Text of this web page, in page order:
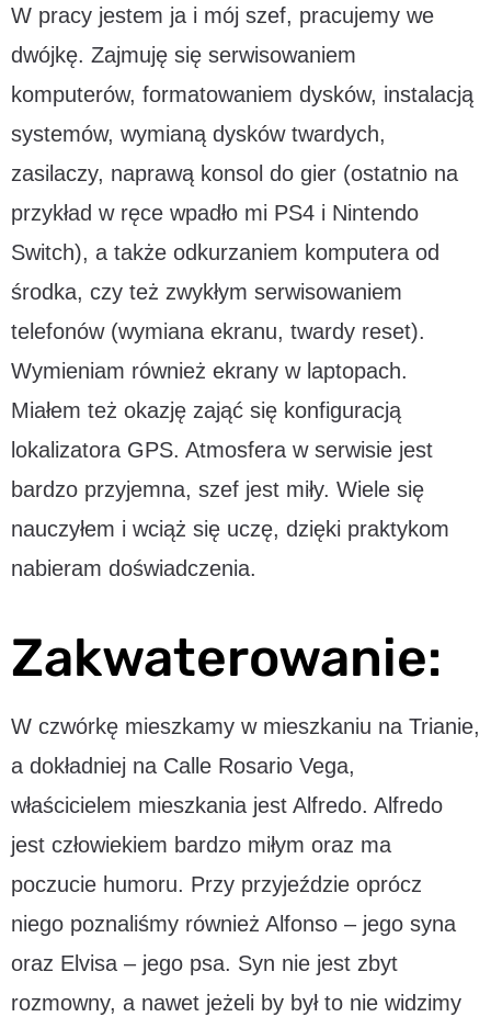
W pracy jestem ja i mój szef, pracujemy we
dwójkę. Zajmuję się serwisowaniem
komputerów, formatowaniem dysków, instalacją
systemów, wymianą dysków twardych,
zasilaczy, naprawą konsol do gier (ostatnio na
przykład w ręce wpadło mi PS4 i Nintendo
Switch), a także odkurzaniem komputera od
środka, czy też zwykłym serwisowaniem
telefonów (wymiana ekranu, twardy reset).
Wymieniam również ekrany w laptopach.
Miałem też okazję zająć się konfiguracją
lokalizatora GPS. Atmosfera w serwisie jest
bardzo przyjemna, szef jest miły. Wiele się
nauczyłem i wciąż się uczę, dzięki praktykom
nabieram doświadczenia.
Zakwaterowanie:
W czwórkę mieszkamy w mieszkaniu na Trianie,
a dokładniej na Calle Rosario Vega,
właścicielem mieszkania jest Alfredo. Alfredo
jest człowiekiem bardzo miłym oraz ma
poczucie humoru. Przy przyjeździe oprócz
niego poznaliśmy również Alfonso – jego syna
oraz Elvisa – jego psa. Syn nie jest zbyt
rozmowny, a nawet jeżeli by był to nie widzimy